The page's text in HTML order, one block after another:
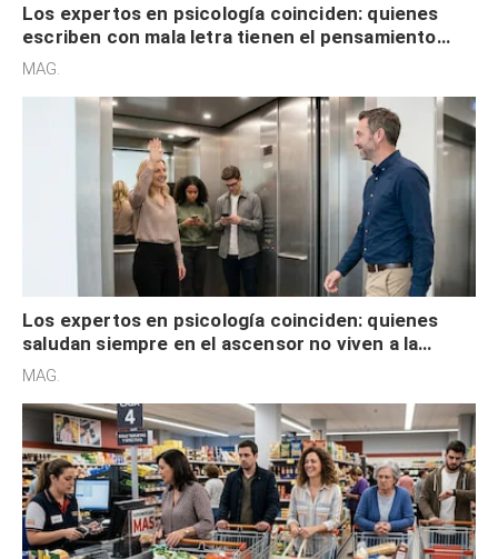
Los expertos en psicología coinciden: quienes
escriben con mala letra tienen el pensamiento
acelerado y no lo hacen por desinterés
MAG.
Los expertos en psicología coinciden: quienes
saludan siempre en el ascensor no viven a la
defensiva y tienen apertura social
MAG.